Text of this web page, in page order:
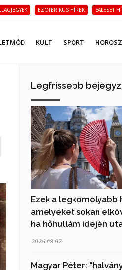
EZOTERIKUS HÍREK BALESET
KULT SPORT
Legfrissebb
Ezek a legkomolyabb
amelyeket sokan
ha hőhullám idején
2026.08.07
Magyar Péter: